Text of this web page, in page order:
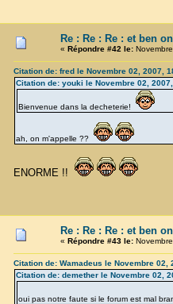
Re : Re : Re : et ben
« Répondre #42 le:
Citation de: fred le Novembre 02, 2007,
Citation de: youki le Novembre 02,
Bienvenue dans la decheterie!
ah, on m'appelle ??
ENORME !!
Re : Re : Re : et ben
« Répondre #43 le:
Citation de: Wamadeus le Novembre 02,
Citation de: demether le Novembre 02,
oui pas notre faute si le forum est mal